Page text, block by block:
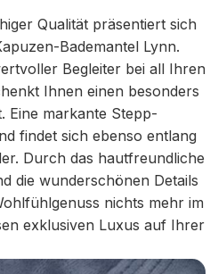
Qualität präsentiert sich
Bademantel Lynn.
Begleiter bei all Ihren
Ihnen einen besonders
Eine markante Stepp-
findet sich ebenso entlang
Durch das hautfreundliche
die wunderschönen Details
nichts mehr im
exklusiven Luxus auf Ihrer